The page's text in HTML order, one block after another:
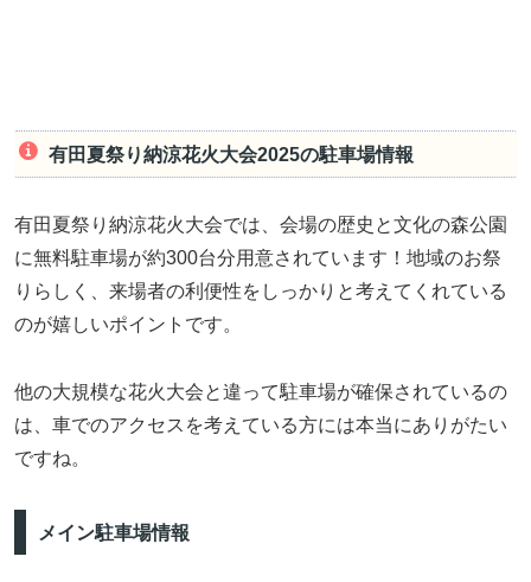
有田夏祭り納涼花火大会2025の駐車場情報
有田夏祭り納涼花火大会では、会場の歴史と文化の森公園
に無料駐車場が約300台分用意されています！地域のお祭
りらしく、来場者の利便性をしっかりと考えてくれている
のが嬉しいポイントです。
他の大規模な花火大会と違って駐車場が確保されているの
は、車でのアクセスを考えている方には本当にありがたい
ですね。
メイン駐車場情報